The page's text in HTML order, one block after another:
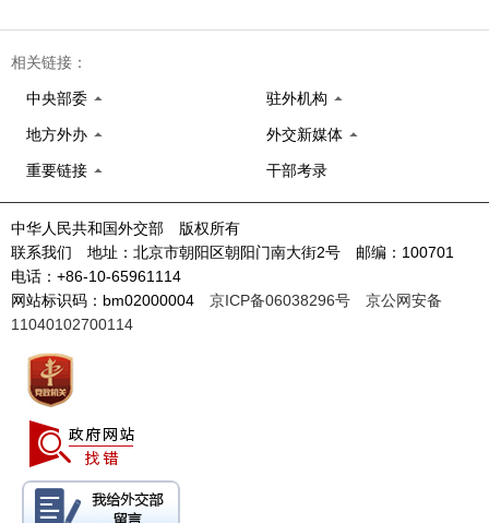
相关链接：
中央部委 驻外机构
地方外办 外交新媒体
重要链接 干部考录
中华人民共和国外交部 版权所有
联系我们 地址：北京市朝阳区朝阳门南大街2号 邮编：100701
电话：+86-10-65961114
网站标识码：bm02000004 京ICP备06038296号
京公网安备
11040102700114